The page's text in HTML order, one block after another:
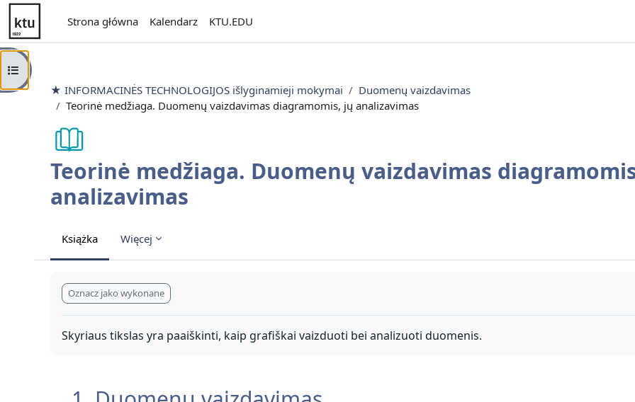
Przejdź do głównej zawartości
Strona główna
Kalendarz KTU.EDU
Otwórz indeks kursu
★ INFORMACINĖS TECHNOLOGIJOS išlyginamieji mokymai
Duomenų vaizdavimas
Teorinė medžiaga. Duomenų vaizdavimas diagramomis, jų analizavimas
Teorinė medžiaga. Duomenų vaizdavimas
analizavimas
Książka Więcej
Oznacz jako wykonane
Skyriaus tikslas yra paaiškinti, kaip grafiškai vaizduoti bei analizuoti duomenis.